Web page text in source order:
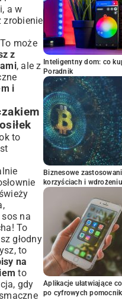
a w
zrobienie
może
z
, ale z
i
to
na
To
głodny
to
na
to
gdy
Inteligentny dom: co
Poradnik
Biznesowe
korzyściach i wdrożeniu
Aplikacje ułatwiające
po cyfrowych